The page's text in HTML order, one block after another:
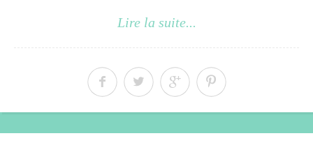
Lire la suite...